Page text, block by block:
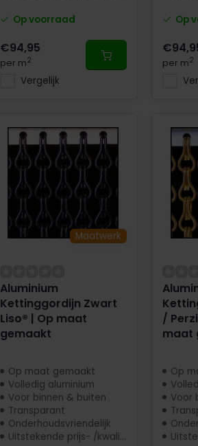
Op voorraad
€94,95
per m2
Vergelijk
Op
per m2
Maatwerk
Aluminium
Kettinggordijn Zwart
Liso® | Op maat
gemaakt
Op maat gemaakt
Volledig aluminium
Voor binnen & buiten
Transparant
Onderhoudsvriendelijk
Uitstekende prijs- /kwaliteit
/
maat
Op
Voor